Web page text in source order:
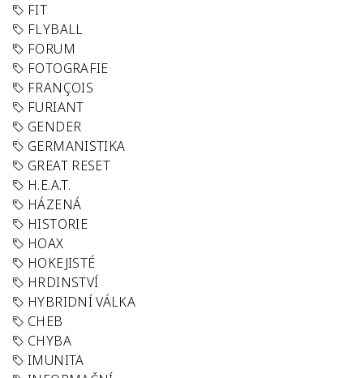
FIT
FLYBALL
FORUM
FOTOGRAFIE
FRANÇOIS
FURIANT
GENDER
GERMANISTIKA
GREAT RESET
H.E.A.T.
HÁZENÁ
HISTORIE
HOAX
HOKEJISTÉ
HRDINSTVÍ
HYBRIDNÍ VÁLKA
CHEB
CHYBA
IMUNITA